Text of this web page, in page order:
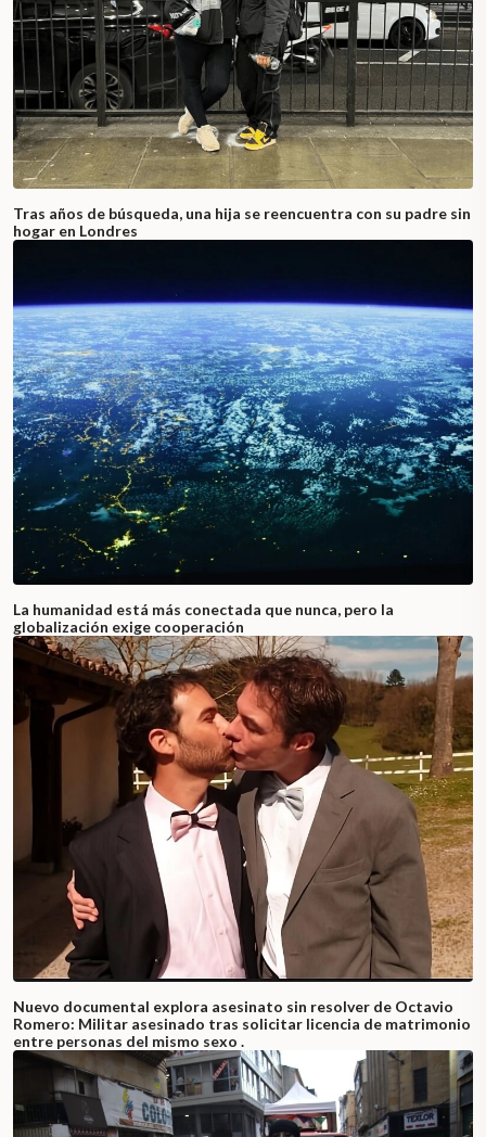
Tras años de búsqueda, una hija se reencuentra con su padre sin
hogar en Londres
La humanidad está más conectada que nunca, pero la
globalización exige cooperación
Nuevo documental explora asesinato sin resolver de Octavio
Romero: Militar asesinado tras solicitar licencia de matrimonio
entre personas del mismo sexo .